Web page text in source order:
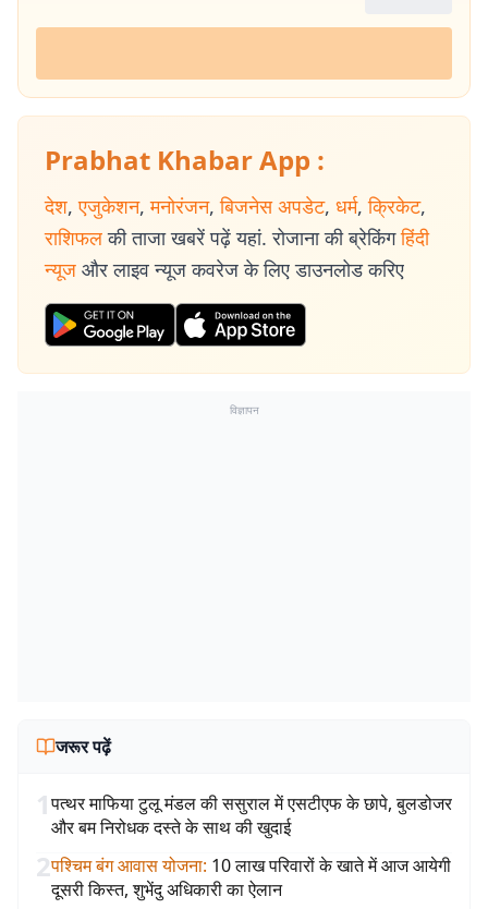
Prabhat Khabar App :
देश, एजुकेशन, मनोरंजन, बिजनेस अपडेट, धर्म, क्रिकेट,
राशिफल की ताजा खबरें पढ़ें यहां. रोजाना की ब्रेकिंग हिंदी
न्यूज और लाइव न्यूज कवरेज के लिए डाउनलोड करिए
विज्ञापन
जरूर पढ़ें
1पत्थर माफिया टुलू मंडल की ससुराल में एसटीएफ के छापे, बुलडोजर
और बम निरोधक दस्ते के साथ की खुदाई
2पश्चिम बंग आवास योजना: 10 लाख परिवारों के खाते में आज आयेगी
दूसरी किस्त, शुभेंदु अधिकारी का ऐलान